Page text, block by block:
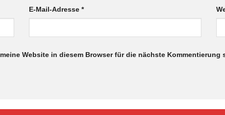
E-Mail-Adresse *
Website in diesem Browser für die nächste Kommentierung